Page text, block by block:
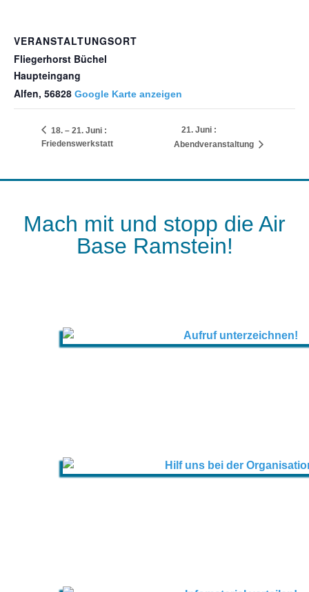
VERANSTALTUNGSORT
Fliegerhorst Büchel
Haupteingang
Alfen, 56828 Google Karte anzeigen
18. – 21. Juni :
Friedenswerkstatt
21. Juni :
Abendveranstaltung
Mach mit und stopp die Air
Base Ramstein!